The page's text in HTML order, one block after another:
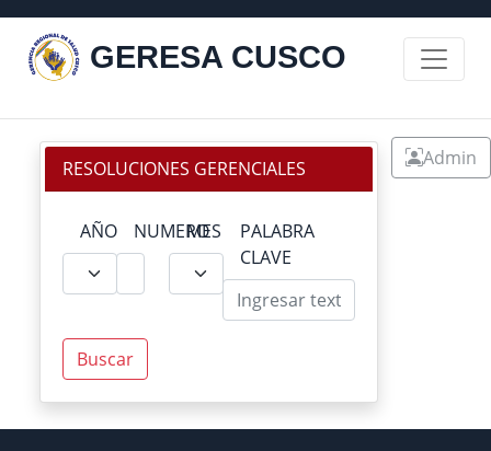
GERESA CUSCO
Admin
RESOLUCIONES GERENCIALES
AÑO NUMERO
MES
PALABRA
CLAVE
Buscar